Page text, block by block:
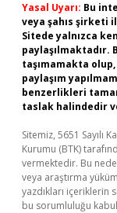
Yasal Uyarı: Bu
veya şahıs şirketi
Sitede yalnızca
taşımamakta
paylaşım
benzerlikleri
taslak halindedir
Sitemiz, 5651 Sayılı
Kurumu (BTK)
vermektedir. Bu
veya araştırma
yazdıkları içeriklerin
bu sorumluluğu